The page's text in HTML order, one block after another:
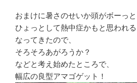
おまけに暑さのせいか頭がボーっと
ひょっとして熱中症かもと思われ
なってきたので、
そろそろあがろうか？
などと考え始めたところで、
幅広の良型アマゴゲット！